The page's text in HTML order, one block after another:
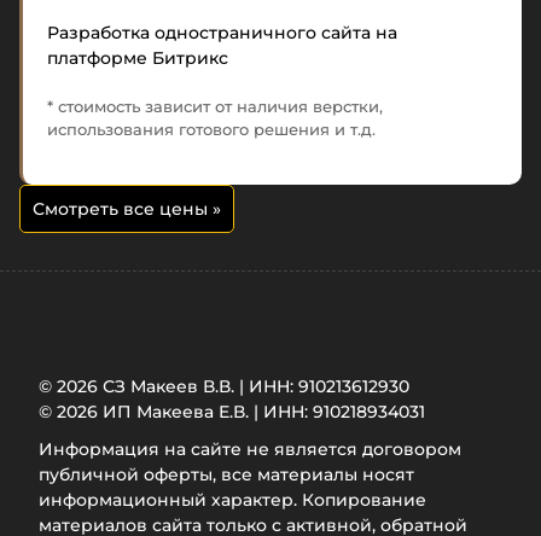
Разработка одностраничного сайта на
платформе Битрикс
* стоимость зависит от наличия верстки,
использования готового решения и т.д.
Смотреть все цены »
© 2026 СЗ Макеев В.В. | ИНН: 910213612930
© 2026 ИП Макеева Е.В. | ИНН: 910218934031
Информация на сайте не является договором
публичной оферты, все материалы носят
информационный характер. Копирование
материалов сайта только с активной, обратной